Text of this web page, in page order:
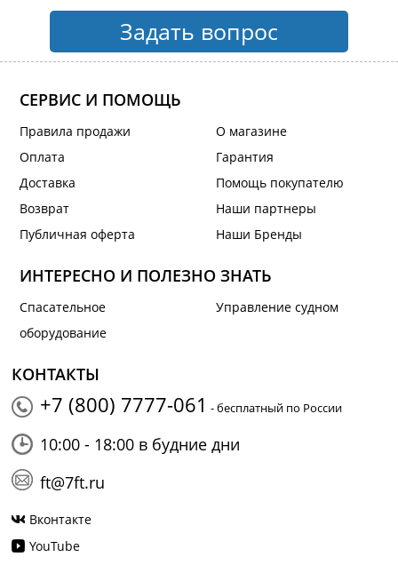
Задать вопрос
СЕРВИС И ПОМОЩЬ
Правила продажи
Оплата
Доставка
Возврат
Публичная оферта
О магазине
Гарантия
Помощь покупателю
Наши партнеры
Наши Бренды
ИНТЕРЕСНО И ПОЛЕЗНО ЗНАТЬ
Спасательное
оборудование
Управление судном
КОНТАКТЫ
+7 (800) 7777-061 - бесплатный по России
10:00 - 18:00 в будние дни
ft@7ft.ru
Вконтакте
YouTube